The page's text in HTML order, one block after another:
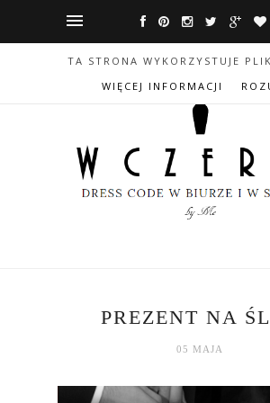
PREZENT NA
05 MAJA
TA STRONA WYKORZYSTUJE
WIĘCEJ INFORMACJI